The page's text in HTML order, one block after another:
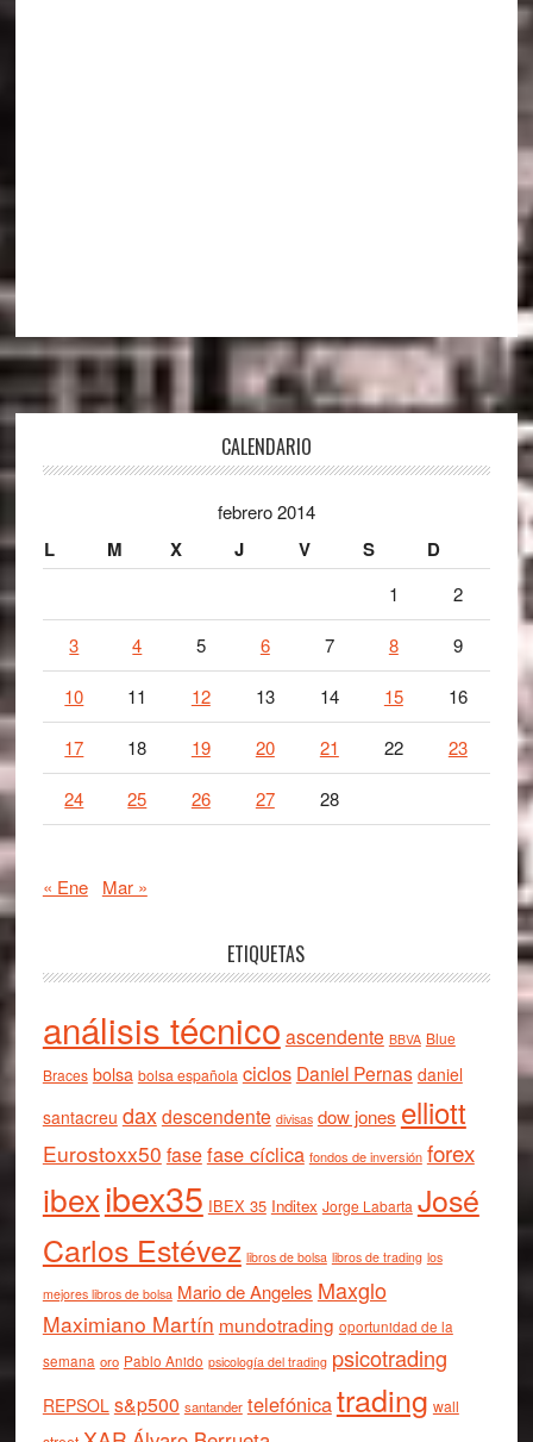
CALENDARIO
febrero 2014
L M X J V S D
1 2
3 4 5 6 7 8 9
10 11 12 13 14 15 16
17 18 19 20 21 22 23
24 25 26 27 28
« Ene Mar »
ETIQUETAS
análisis técnico ascendente BBVA Blue
Braces bolsa bolsa española ciclos Daniel Pernas daniel
santacreu daxdescendente divisas dow jones elliott
Eurostoxx50 fasefase cíclica fondos de inversión forex
ibexibex35 IBEX 35 Inditex Jorge Labarta José
Carlos Estévez libros de bolsa libros de trading los
mejores libros de bolsa Mario de Angeles Maxglo
Maximiano Martín mundotrading oportunidad de la
semana oro Pablo Anido psicología del trading psicotrading
REPSOL s&p500 santander telefónicatrading wall